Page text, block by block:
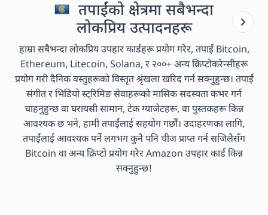
तपाईंको क्षेत्रमा सबैभन्दा
लोकप्रिय उत्पादनहरू
हाम्रा सबैभन्दा लोकप्रिय उपहार कार्डहरू प्रयोग गरेर, तपाईं Bitcoin,
Ethereum, Litecoin, Solana, र २००+ अन्य क्रिप्टोकरेन्सीहरू
प्रयोग गरी दैनिक वस्तुहरूको विस्तृत श्रृंखला खरिद गर्न सक्नुहुन्छ। तपाईं
संगीत र भिडियो स्ट्रिमिङ सेवाहरूको मासिक सदस्यता कभर गर्न
चाहनुहुन्छ वा घरायसी सामान, टेक ग्याजेटहरू, वा पुस्तकहरू किन्न
आवश्यक छ भने, हामी तपाईंलाई सहयोग गर्छौं। उदाहरणका लागि,
तपाईंलाई आवश्यक पर्ने लगभग कुनै पनि चीज प्राप्त गर्न सजिलैसँग
Bitcoin वा अन्य क्रिप्टो प्रयोग गरेर Amazon उपहार कार्ड किन्न
सक्नुहुन्छ!